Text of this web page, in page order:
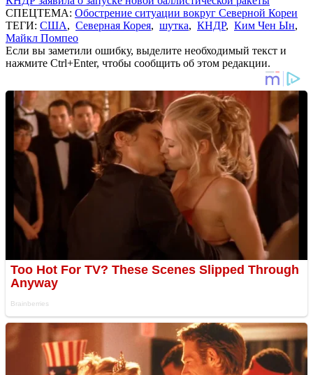
СПЕЦТЕМА: Обострение ситуации вокруг Северной Кореи
ТЕГИ: США, Северная Корея, шутка, КНДР, Ким Чен Ын,
Майкл Помпео
Если вы заметили ошибку, выделите необходимый текст и
нажмите Ctrl+Enter, чтобы сообщить об этом редакции.